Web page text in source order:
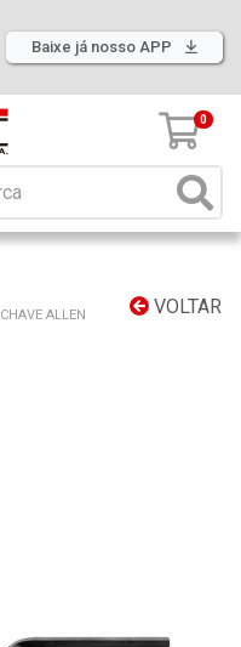
Baixe já nosso APP
0
VOLTAR
CHAVE ALLEN